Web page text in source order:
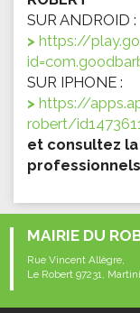
SUR ANDROID :
https://
SUR IPHONE :
https://
robert/
et consultez
MAIRIE DU
Rue Vincent Allègre,
Le Robert 97231,